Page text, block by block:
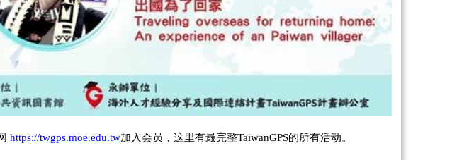
https://twgps.moe.edu.tw加入会员， 这里有最完整TaiwanGPS的所有活动。